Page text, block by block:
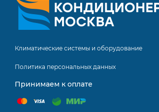
Климатические системы и оборудование
Политика персональных данных
Принимаем к оплате